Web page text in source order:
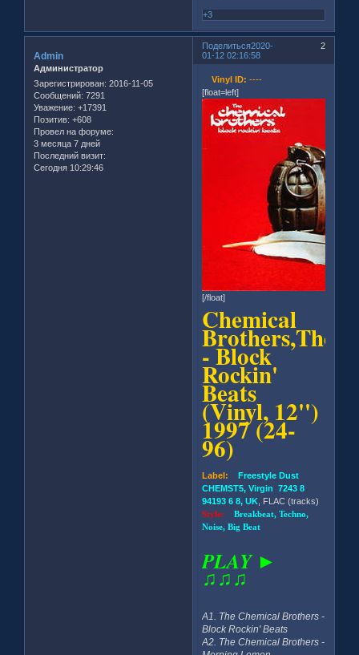
+3
Поделиться 2
2020-
01-12 02:16:58
Admin
Администратор
Зарегистрирован: 2016-11-05
Сообщений: 7291
Уважение: +17391
Позитив: +608
Провел на форуме:
3 месяца 7 дней
Последний визит:
Сегодня 10:29:46
Vinyl ID: ----
[float=left]
[/float]
Chemical
Brothers,The
- Block
Rockin'
Beats
(Vinyl, 12'')
1997 (24-
96)
Label: Freestyle Dust
CHEMST5, Virgin 7243 8
94193 6 8, UK , FLAC (tracks)
Style:Breakbeat, Techno,
Noise, Big Beat
PLAY ►
♫♫♫
A1. The Chemical Brothers -
Block Rockin' Beats
A2. The Chemical Brothers -